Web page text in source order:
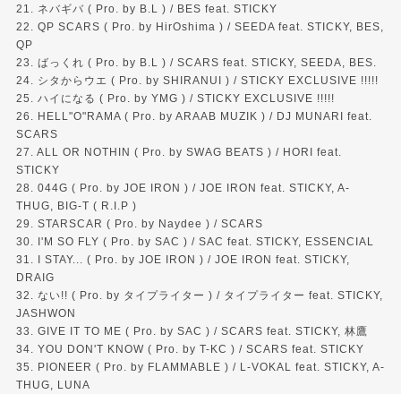
21. ネバギバ ( Pro. by B.L ) / BES feat. STICKY
22. QP SCARS ( Pro. by HirOshima ) / SEEDA feat. STICKY, BES,
QP
23. ばっくれ ( Pro. by B.L ) / SCARS feat. STICKY, SEEDA, BES.
24. シタからウエ ( Pro. by SHIRANUI ) / STICKY EXCLUSIVE !!!!!
25. ハイになる ( Pro. by YMG ) / STICKY EXCLUSIVE !!!!!
26. HELL"O"RAMA ( Pro. by ARAAB MUZIK ) / DJ MUNARI feat.
SCARS
27. ALL OR NOTHIN ( Pro. by SWAG BEATS ) / HORI feat.
STICKY
28. 044G ( Pro. by JOE IRON ) / JOE IRON feat. STICKY, A-
THUG, BIG-T ( R.I.P )
29. STARSCAR ( Pro. by Naydee ) / SCARS
30. I'M SO FLY ( Pro. by SAC ) / SAC feat. STICKY, ESSENCIAL
31. I STAY... ( Pro. by JOE IRON ) / JOE IRON feat. STICKY,
DRAIG
32. ない!! ( Pro. by タイプライター ) / タイプライター feat. STICKY,
JASHWON
33. GIVE IT TO ME ( Pro. by SAC ) / SCARS feat. STICKY, 林鷹
34. YOU DON'T KNOW ( Pro. by T-KC ) / SCARS feat. STICKY
35. PIONEER ( Pro. by FLAMMABLE ) / L-VOKAL feat. STICKY, A-
THUG, LUNA